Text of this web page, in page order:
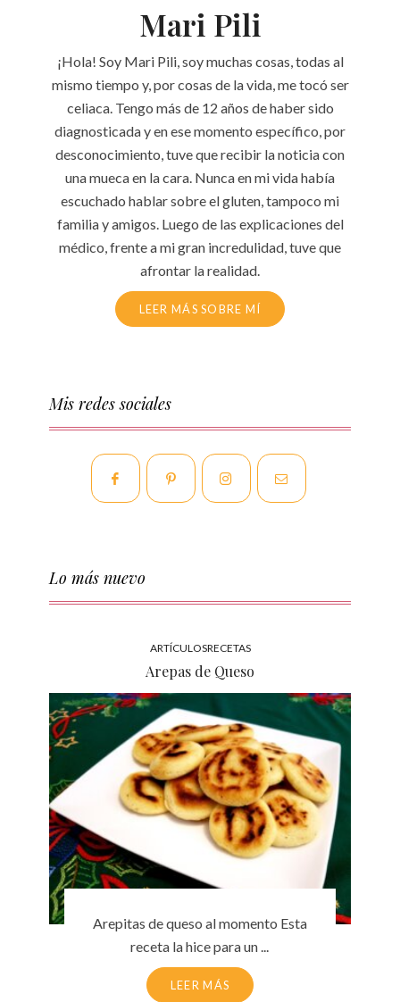
Mari Pili
¡Hola! Soy Mari Pili, soy muchas cosas, todas al
mismo tiempo y, por cosas de la vida, me tocó ser
celiaca. Tengo más de 12 años de haber sido
diagnosticada y en ese momento específico, por
desconocimiento, tuve que recibir la noticia con
una mueca en la cara. Nunca en mi vida había
escuchado hablar sobre el gluten, tampoco mi
familia y amigos. Luego de las explicaciones del
médico, frente a mi gran incredulidad, tuve que
afrontar la realidad.
LEER MÁS SOBRE MÍ
Mis redes sociales
Lo más nuevo
ARTÍCULOSRECETAS
Arepas de Queso
Arepitas de queso al momento Esta
receta la hice para un ...
LEER MÁS